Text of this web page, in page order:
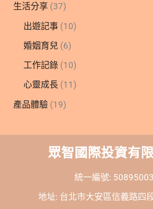
生活分享 (37)
出遊記事 (10)
婚姻育兒 (6)
工作記錄 (10)
心靈成長 (11)
產品體驗 (19)
眾智國際投資有
統一編號: 50895003
地址: 台北市大安區信義路四